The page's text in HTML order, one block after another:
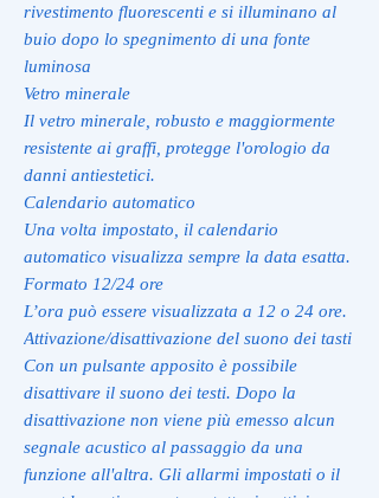
rivestimento fluorescenti e si illuminano al
buio dopo lo spegnimento di una fonte
luminosa
Vetro minerale
Il vetro minerale, robusto e maggiormente
resistente ai graffi, protegge l'orologio da
danni antiestetici.
Calendario automatico
Una volta impostato, il calendario
automatico visualizza sempre la data esatta.
Formato 12/24 ore
L’ora può essere visualizzata a 12 o 24 ore.
Attivazione/disattivazione del suono dei tasti
Con un pulsante apposito è possibile
disattivare il suono dei testi. Dopo la
disattivazione non viene più emesso alcun
segnale acustico al passaggio da una
funzione all'altra. Gli allarmi impostati o il